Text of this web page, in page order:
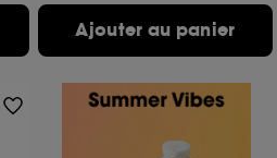
Ajouter au panier